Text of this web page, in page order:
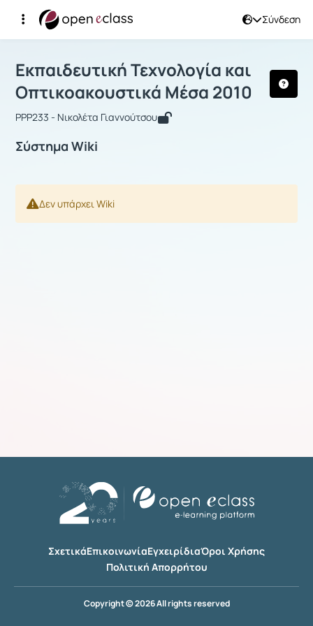
Σύνδεση
Μάθημα : Εκπαιδευτική Τεχνολογία
Εκπαιδευτική Τεχνολογία και
Οπτικοακουστικά Μέσα 2010
PPP233 - Νικολέτα Γιαννούτσου
Σύστημα Wiki
Δεν υπάρχει Wiki
ΣχετικάΕπικοινωνίαΕγχειρίδιαΌροι Χρήσης
Πολιτική Απορρήτου
Copyright © 2026 All rights reserved